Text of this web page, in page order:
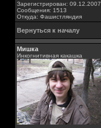
Зарегистрирован: 09.12.2007
Сообщения: 1513
Откуда: Фашистляндия
Вернуться к началу
Мишка
Инкогнитивная какашка